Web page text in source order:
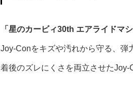
「星のカービィ30th エアライドマ
Joy-Conをキズや汚れから守る、弾
着後のズレにくさを両立させたJoy-